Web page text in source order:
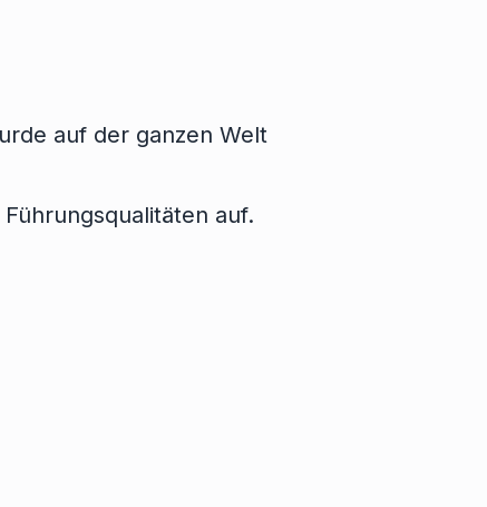
auf der ganzen Welt
auf.